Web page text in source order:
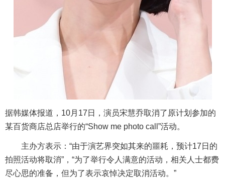
据韩媒体报道，10月17日，演员宋慧乔取消了原计划参加的
某百货商店总店举行的“Show me photo call”活动。
主办方表示：“由于演艺界突如其来的噩耗，预计17日的
拍照活动将取消”，“为了举行令人满意的活动，相关人士都费
尽心思的准备，但为了表示哀悼决定取消活动。”